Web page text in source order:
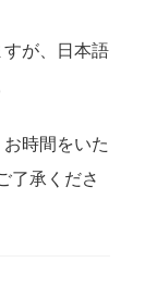
が、日本語
時間をいた
了承くださ